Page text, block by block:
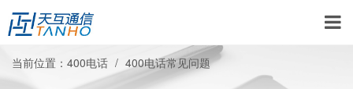
当前位置： 400电话 400电话常见问题